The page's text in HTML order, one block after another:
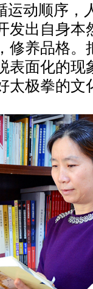
运动顺序，
发出自身本
修养品格。
表面化的现
太极拳的文